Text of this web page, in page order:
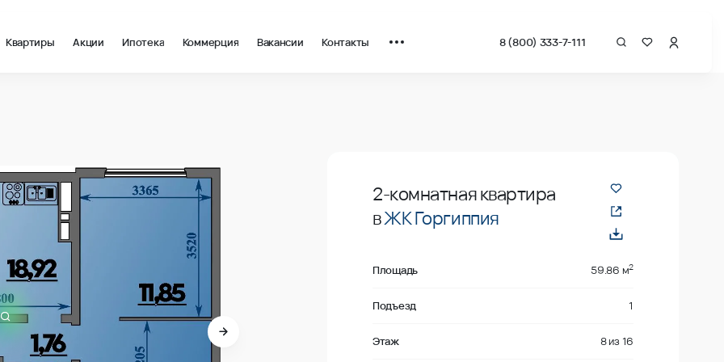
Квартиры Акции Ипотека Коммерция Вакансии Контакты 8 (800) 333-7-111
2-комнатная квартира
вЖК Горгиппия
Площадь 59.86 м2
Подъезд 1
Этаж 8из 16